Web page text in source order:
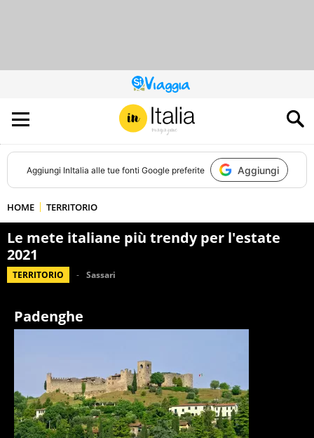
QUESTO
SITO
CONTRIBUISCE
ALL’AUDIENCE
DI
Aggiungi InItalia alle tue fonti Google preferite Aggiungi
HOME TERRITORIO
Le mete italiane più trendy per l'estate
2021
TERRITORIO Sassari
Padenghe